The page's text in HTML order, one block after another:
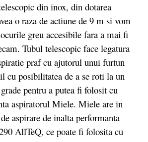
din inox, din dotarea
o raza de actiune de 9 m si vom
greu accesibile fara a mai fi
Tubul telescopic face legatura
praf cu ajutorul unui furtun
cu posibilitatea de a se roti la un
pentru a putea fi folosit cu
aspiratorul Miele. Miele are in
aspirare de inalta performanta
AllTeQ, ce poate fi folosita cu